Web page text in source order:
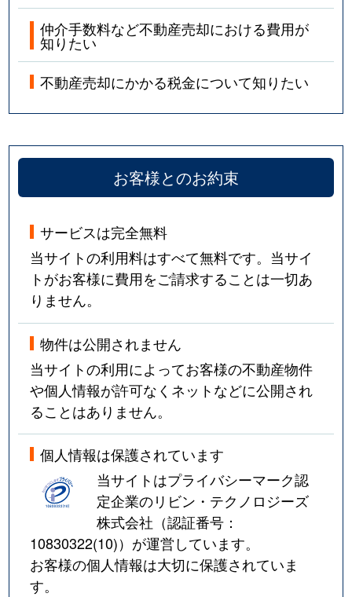
仲介手数料など不動産売却における費用が
知りたい
不動産売却にかかる税金について知りたい
お客様とのお約束
サービスは完全無料
当サイトの利用料はすべて無料です。当サイ
トがお客様に費用をご請求することは一切あ
りません。
物件は公開されません
当サイトの利用によってお客様の不動産物件
や個人情報が許可なくネットなどに公開され
ることはありません。
個人情報は保護されています
当サイトはプライバシーマーク認
定企業のリビン・テクノロジーズ
株式会社（認証番号：
10830322(10)）が運営しています。
お客様の個人情報は大切に保護されていま
す。